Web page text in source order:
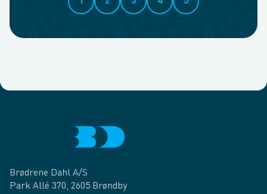
Brødrene Dahl A/S
Park Allé 370, 2605 Brøndby